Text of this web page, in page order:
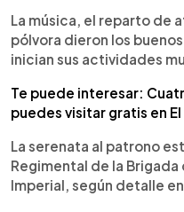
La música, el reparto de
pólvora dieron los
inician sus actividades
Te puede interesar:
puedes visitar gratis en
La serenata al patrono
Regimental de la
Imperial, según detalle